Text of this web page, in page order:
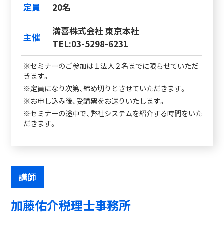
定員
20名
主催
満喜株式会社 東京本社
TEL:03-5298-6231
※セミナーのご参加は１法人２名までに限らせていただ
きます。
※定員になり次第、締め切りとさせていただきます。
※お申し込み後、受講票をお送りいたします。
※セミナーの途中で、弊社システムを紹介する時間をいた
だきます。
講師
加藤佑介税理士事務所